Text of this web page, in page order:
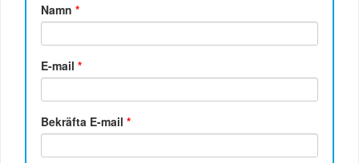
Namn*
E-mail*
Bekräfta E-mail*